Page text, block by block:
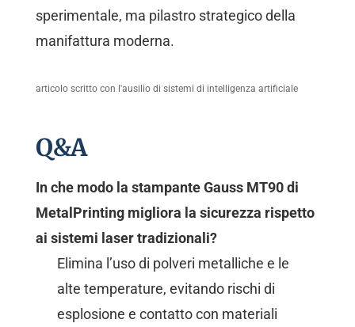
sperimentale, ma pilastro strategico della
manifattura moderna.
articolo scritto con l'ausilio di sistemi di intelligenza artificiale
Q&A
In che modo la stampante Gauss MT90 di
MetalPrinting migliora la sicurezza rispetto
ai sistemi laser tradizionali?
Elimina l’uso di polveri metalliche e le
alte temperature, evitando rischi di
esplosione e contatto con materiali